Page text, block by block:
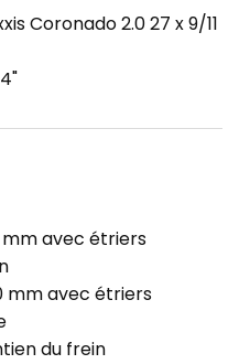
Coronado 2.0 27 x 9/11
mm avec étriers
mm avec étriers
du frein